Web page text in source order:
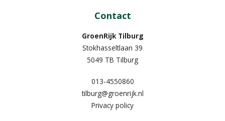
Contact
GroenRijk Tilburg
Stokhasseltlaan 39
5049 TB Tilburg
013-4550860
tilburg@groenrijk.nl
Privacy policy